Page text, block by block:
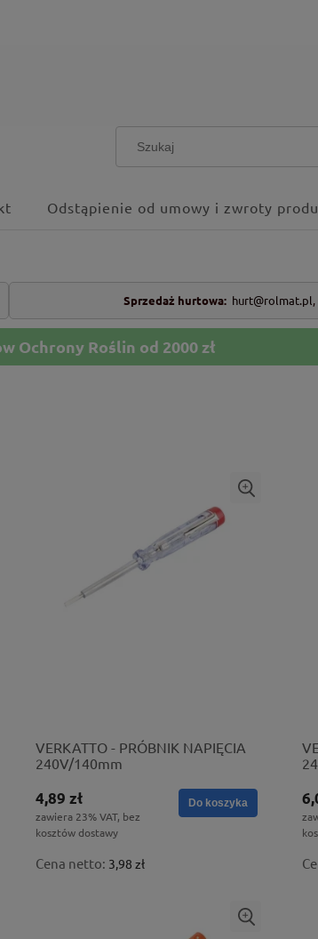
Odstąpienie od umowy i zwroty
Sprzedaż hurtowa: hurt@rolmat.pl,
Ochrony Roślin od 2000 zł
VERKATTO - PRÓBNIK NAPIĘCIA
240V/140mm
4,89 zł
zawiera 23% VAT, bez
kosztów dostawy
Cena netto: 3,98 zł
Do koszyka